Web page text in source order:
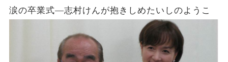
涙の卒業式—志村けんが抱きしめたいしのようこ